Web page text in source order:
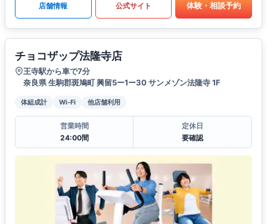
店舗情報 公式サイト 体験・相談予約
チョコザップ法隆寺店
王寺駅から車で7分
奈良県 生駒郡斑鳩町 興留5ー1ー30 サンメゾン法隆寺 1F
体組成計 Wi-Fi 他店舗利用
営業時間
24:00間
定休日
要確認